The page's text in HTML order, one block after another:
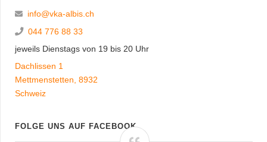
info@vka-albis.ch
044 776 88 33
jeweils Dienstags von 19 bis 20 Uhr
Dachlissen 1
Mettmenstetten 8932
Schweiz
FOLGE UNS AUF FACEBOOK